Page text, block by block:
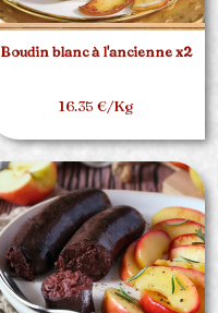
Boudin blanc à l'ancienne x2
16.35 €/Kg